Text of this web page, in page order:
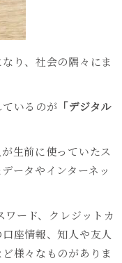
り、社会の隅々にま
いるのが 「デジタル
生前に使っていたス
ータやインターネッ
ワード、クレジットカ
座情報、知人や友人
様々なものがありま